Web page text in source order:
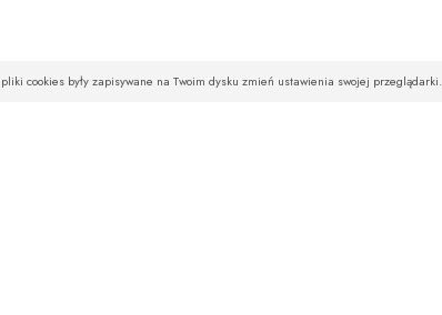
cookies były zapisywane na Twoim dysku zmień ustawienia swojej przeglądarki.